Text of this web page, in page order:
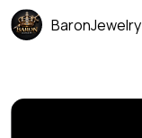
BaronJewelry